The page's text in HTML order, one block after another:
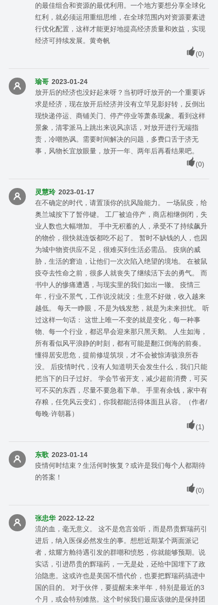
的最佳组合和资源的最优利用。一个地方要想分享全球化
红利，就必须运用重组思维，在全球范围内对资源要素进
行优化配置，这样才能更好地提高经济质量和效益，实现
经济可持续发展。黄奇帆
(0)
瑜哥 2023-01-24
放开后的经济也没好起来呀？当初呼吁放开的一个重要诉
求是经济，现在放开后经济并没有立竿见影好转，反倒出
现快递停运、商铺关门、停产停业等萧条现象。看到这样
景象，清零派马上跳出来说风凉话，对放开进行无端指
责，冷嘲热讽。需要时间解决的问题，多费口舌于济无
事，风物长宜放眼量，放开一年、两年后再看结果吧。
(0)
灵慧玲 2023-01-17
在不确定的时代，请置顶你的抗风险能力。 一场鼠疫，给
奥兰城按下了暂停键。 工厂被迫停产，商店相继倒闭，失
业人数也大幅增加。 手中无积蓄的人，承受不了持续飙升
的物价，很快就连饭都吃不起了。 暂时不缺钱的人，也因
为城中物资供应不足，很难买到生活必需品。 疫病的威
胁，生活的窘迫，让他们一次次陷入绝望的境地。 在被鼠
疫夺去性命之前，很多人就丧失了继续活下去的勇气。 而
书中人的惨痛遭遇，与现实里的我们如出一辙。 疫情三
年，行业不景气，工作说没就没；生意不好做，收入越来
越低。 每天一睁眼，不是为钱发愁，就是为未来担忧。 听
过这样一句话： 这世上唯一不变的就是变化，每一种事
物、每一个行业，都迟早会迎来那只黑天鹅。 人生如海，
所有看似风平浪静的时刻，都有可能是翻江倒海的前奏。
懂得居安思危，提前修堤筑坝，才不会被惊涛骇浪所吞
没。 后疫情时代，没有人知道明天会发生什么，我们只能
把当下的日子过好。 学会节省开支，减少超前消费，可买
可不买的东西，尽量不要急着下单。 手里有余钱，家中有
存粮，任凭风云变幻，你我都能活得体面且从容。（作者/
每晚·许朝暮）
(1)
东歌 2023-01-14
疫情何时结束？生活何时恢复？或许是我们每个人都期待
的答案！
(0)
张忠华 2022-12-22
流的血，毫无意义。 这不是危言耸听，而是昂贵辉瑞药引
进后，纳入医保必然发生的事。想想近期某个两面派记
者，炫耀方舱待遇引发的群嘲和愤怒，你就能够预期。说
实话，引进昂贵的辉瑞药，一无是处，还给中国埋下了政
治隐患。这或许也是美国不惜代价，也要把辉瑞药搞进中
国的目的。 对于伙伴，要提醒未来半年，特别是最近的3
个月，或会特别难熬。这个时候我们最应该做的是保持团